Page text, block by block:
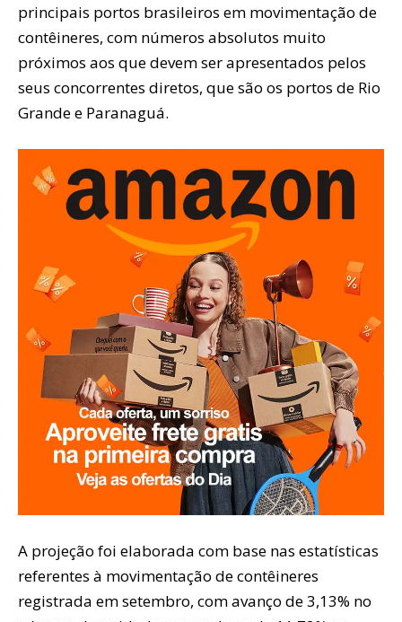
principais portos brasileiros em movimentação de
contêineres, com números absolutos muito
próximos aos que devem ser apresentados pelos
seus concorrentes diretos, que são os portos de Rio
Grande e Paranaguá.
A projeção foi elaborada com base nas estatísticas
referentes à movimentação de contêineres
registrada em setembro, com avanço de 3,13% no